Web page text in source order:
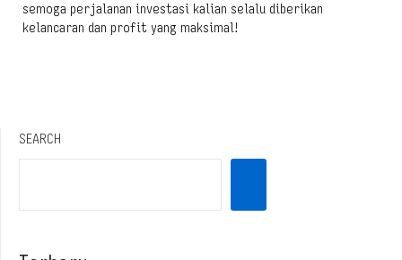
semoga perjalanan investasi kalian selalu diberikan
kelancaran dan profit yang maksimal!
SEARCH